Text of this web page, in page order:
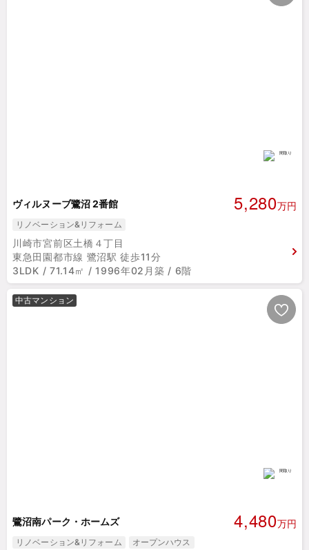
ヴィルヌーブ鷺沼 2番館 5,280万円
リノベーション&リフォーム
川崎市宮前区土橋４丁目
東急田園都市線 鷺沼駅 徒歩11分
3LDK / 71.14㎡ / 1996年02月築 / 6階
中古マンション
鷺沼南パーク・ホームズ 4,480万円
リノベーション&リフォーム オープンハウス